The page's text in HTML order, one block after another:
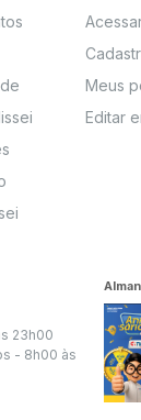
Meus
Editar
23h00
- 8h00 às